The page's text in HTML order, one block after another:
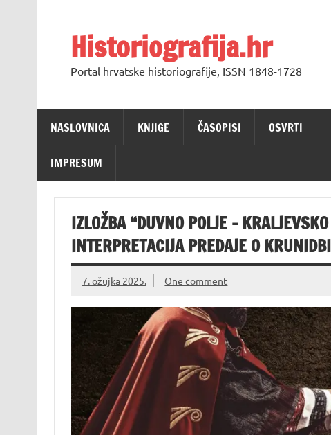
Historiografija.hr
Portal hrvatske historiografije, ISSN 1848-1728
NASLOVNICA KNJIGE ČASOPISI OSVRTI
IMPRESUM
IZLOŽBA “DUVNO POLJE –
INTERPRETACIJA PREDAJE O
7. ožujka 2025. One comment